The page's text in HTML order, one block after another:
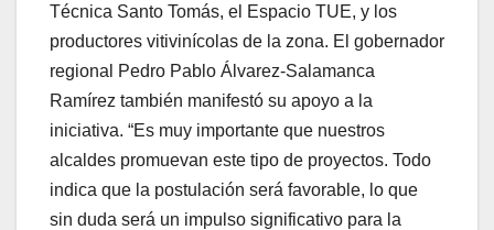
Técnica Santo Tomás, el Espacio TUE, y los
productores vitivinícolas de la zona. El gobernador
regional Pedro Pablo Álvarez-Salamanca
Ramírez también manifestó su apoyo a la
iniciativa. “Es muy importante que nuestros
alcaldes promuevan este tipo de proyectos. Todo
indica que la postulación será favorable, lo que
sin duda será un impulso significativo para la